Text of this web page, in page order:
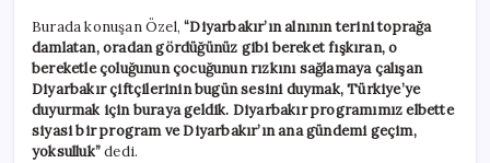
sonlandırırız’
için
Burada konuşan Özel, “Diyarbakır’ın alnının terini toprağa
damlatan, oradan gördüğünüz gibi bereket fışkıran, o
bereketle çoluğunun çocuğunun rızkını sağlamaya çalışan
Diyarbakır çiftçilerinin bugün sesini duymak, Türkiye’ye
duyurmak için buraya geldik. Diyarbakır programımız elbette
siyasi bir program ve Diyarbakır’ın ana gündemi geçim,
yoksulluk”dedi.